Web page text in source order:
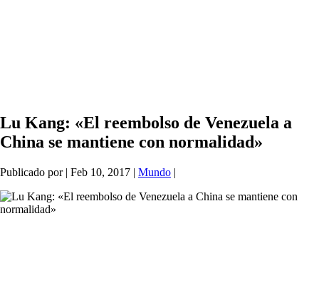
Lu Kang: «El reembolso de Venezuela a
China se mantiene con normalidad»
Publicado por | Feb 10, 2017 | Mundo |